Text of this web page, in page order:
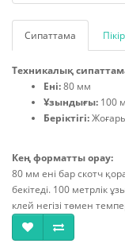
Сипаттама
Техникалық
Ені:80 мм
Ұзындығы: 100 м
Беріктігі:
Кең форматты орау:
80 мм ені бар скотч
бекітеді. 100 метрлік
клей негізі төмен